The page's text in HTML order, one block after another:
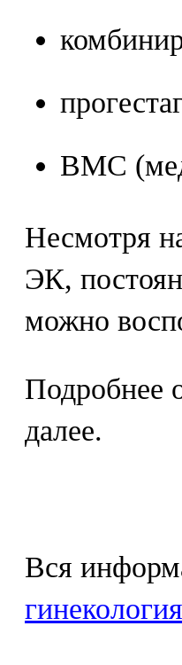
ВМС
Несмотря
ЭК,
можно
Подробнее
далее.
Вся
гинекология